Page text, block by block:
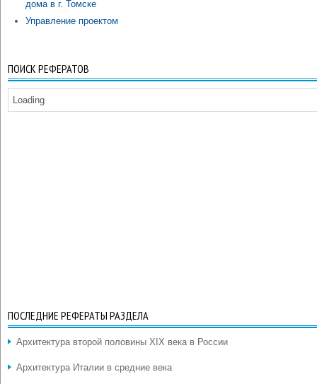
дома в г. Томске
Управление проектом
ПОИСК РЕФЕРАТОВ
Loading
ПОСЛЕДНИЕ РЕФЕРАТЫ РАЗДЕЛА
Архитектура второй половины XIX века в России
Архитектура Италии в средние века